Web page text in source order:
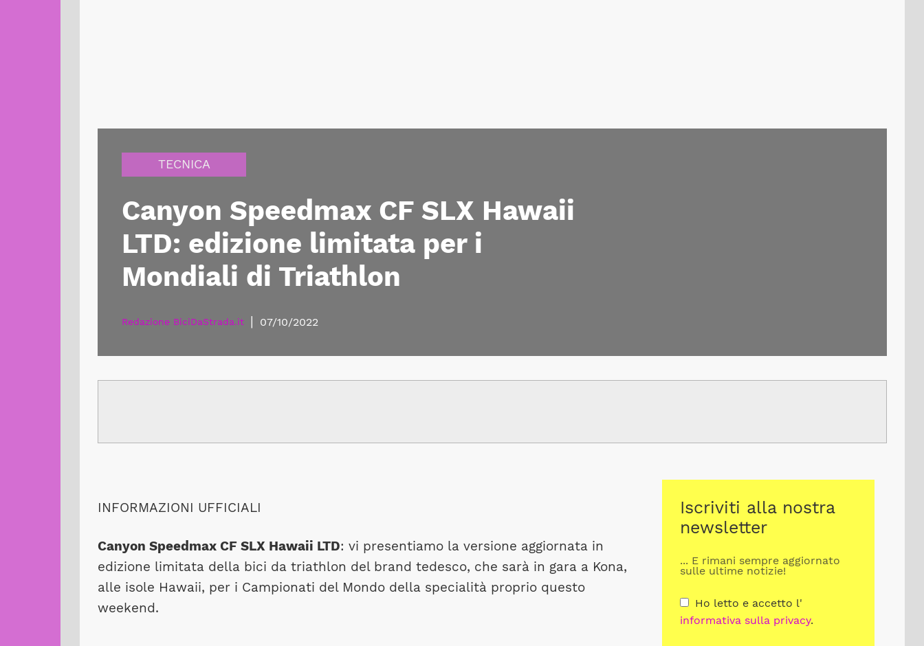
TECNICA
Canyon Speedmax CF SLX Hawaii
LTD: edizione limitata per i
Mondiali di Triathlon
Redazione BiciDaStrada.it | 07/10/2022
INFORMAZIONI UFFICIALI
Canyon Speedmax CF SLX Hawaii LTD: vi presentiamo la versione aggiornata in
edizione limitata della bici da triathlon del brand tedesco, che sarà in gara a Kona,
alle isole Hawaii, per i Campionati del Mondo della specialità proprio questo
weekend.
Iscriviti alla nostra
newsletter
... E rimani sempre aggiornato
sulle ultime notizie!
Ho letto e accetto l'
informativa sulla privacy.